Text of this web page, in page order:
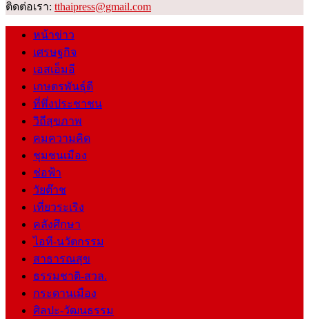
ติดต่อเรา: tthaipress@gmail.com
หน้าข่าว
เศรษฐกิจ
เอสเอ็มอี
เกษตรพันธุ์ดี
ที่พึ่งประชาชน
วิถีสุขภาพ
คมความคิด
ชุมชนเมือง
ช่อฟ้า
วัยต๊าช
เที่ยวระเริง
คลังศึกษา
ไอที-นวัตกรรม
สาธารณสุข
ธรรมชาติ-สวล.
กระดานเมือง
ศิลปะ-วัฒนธรรม